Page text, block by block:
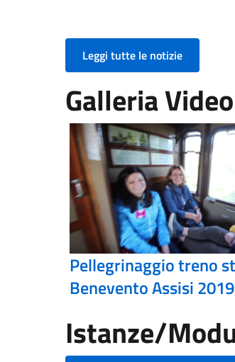
Leggi tutte le notizie
Galleria Video
Pellegrinaggio treno
Benevento Assisi 2019
Istanze/